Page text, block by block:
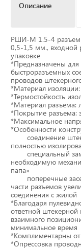
Распродажа
GPS и
Датчики
Блоки СКЗИ
Тахографы
Элементы
GPS/GSM
Автоклимат
Датчики
Описание
РШИ-М 1.5-4
0,5-1,5 мм., входной
упаковке
*Предназначены
быстроразъемных
проводов
*Материал
*Термостойкость
*Материал разъема:
*Покрытие разъема:
*Максимальное
*Особенности
соединение
полностью
специальный
необходимую
папа»
поперечные
части разъемов
соединения с жилой
*Благодаря
ответной
взаимного
минимальное время
*Комплиментарны
*Опрессовка